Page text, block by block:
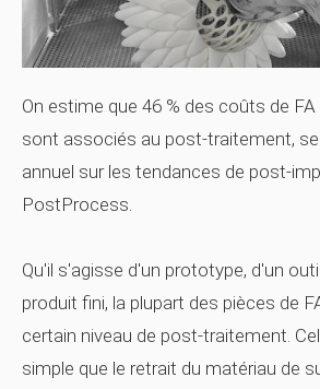
On estime que 46 % des coûts de
sont associés au post-traitement,
annuel sur les tendances de post-
PostProcess.
Qu'il s'agisse d'un prototype, d'un
produit fini, la plupart des pièces de
certain niveau de post-traitement.
simple que le retrait du matériau de